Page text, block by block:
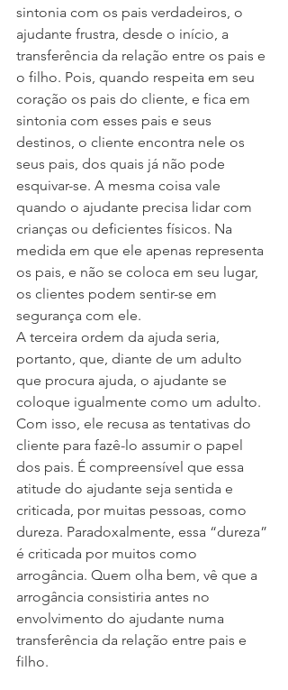
sintonia com os pais verdadeiros, o
ajudante frustra, desde o início, a
transferência da relação entre os pais e
o filho. Pois, quando respeita em seu
coração os pais do cliente, e fica em
sintonia com esses pais e seus
destinos, o cliente encontra nele os
seus pais, dos quais já não pode
esquivar-se. A mesma coisa vale
quando o ajudante precisa lidar com
crianças ou deficientes físicos. Na
medida em que ele apenas representa
os pais, e não se coloca em seu lugar,
os clientes podem sentir-se em
segurança com ele.
A terceira ordem da ajuda seria,
portanto, que, diante de um adulto
que procura ajuda, o ajudante se
coloque igualmente como um adulto.
Com isso, ele recusa as tentativas do
cliente para fazê-lo assumir o papel
dos pais. É compreensível que essa
atitude do ajudante seja sentida e
criticada, por muitas pessoas, como
dureza. Paradoxalmente, essa “dureza”
é criticada por muitos como
arrogância. Quem olha bem, vê que a
arrogância consistiria antes no
envolvimento do ajudante numa
transferência da relação entre pais e
filho.